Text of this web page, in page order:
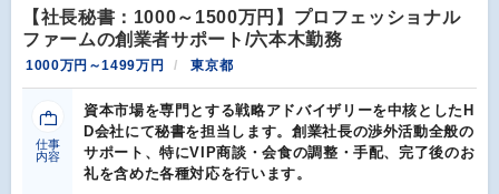
【社長秘書：1000～1500万円】プロフェッショナル
ファームの創業者サポート/六本木勤務
1000万円～1499万円 東京都
仕事
内容
資本市場を専門とする戦略アドバイザリーを中核としたH
D会社にて秘書を担当します。創業社長の渉外活動全般の
サポート、特にVIP商談・会食の調整・手配、完了後のお
礼を含めた各種対応を行います。